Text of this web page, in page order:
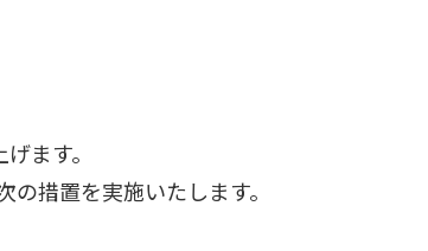
ます。
措置を実施いたします。